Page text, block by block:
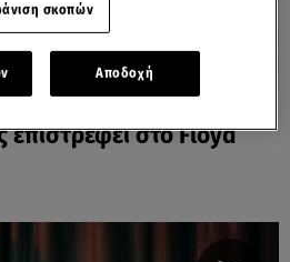
στο Floyd
σκοπών
Αποδοχή